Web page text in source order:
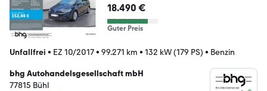
18.490 €
Guter Preis
Unfallfrei • EZ 10/2017• 99.271 km • 132 kW (179 PS) • Benzin
bhg Autohandelsgesellschaft mbH
77815 Bühl